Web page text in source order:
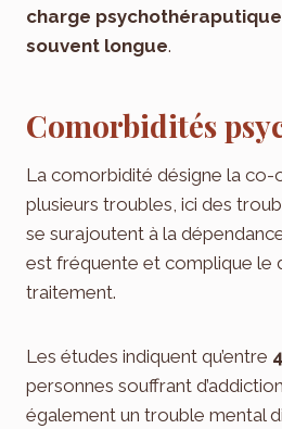
charge
souvent longue.
Comorbidités
La comorbidité désigne la co-
plusieurs troubles, ici des
se surajoutent à la
est fréquente et complique le
traitement.
Les études indiquent qu’entre
personnes souffrant
également un trouble mental